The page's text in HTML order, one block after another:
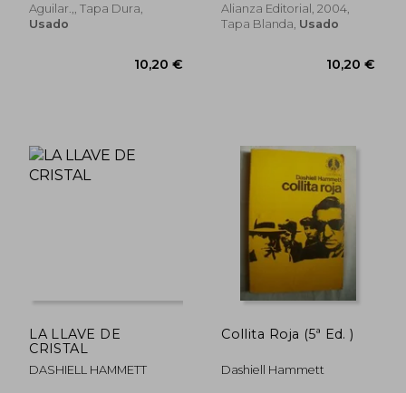
dcto. dcto.
Aguilar.,, Tapa Dura,
Usado
Alianza Editorial, 2004,
Tapa Blanda, Usado
LA LLAVE DE
CRISTAL
DASHIELL HAMMETT
Collita Roja (5ª Ed. )
Dashiell Hammett